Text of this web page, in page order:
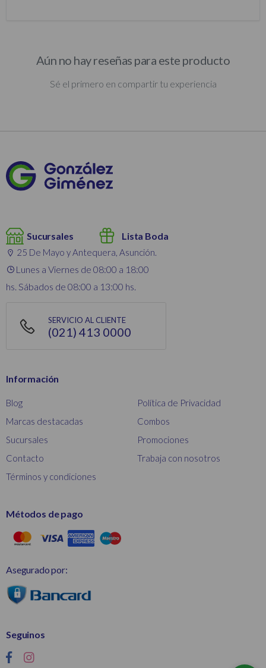
Aún no hay reseñas para este producto
Sé el primero en compartir tu experiencia
Sucursales Lista Boda
25 De Mayo y Antequera, Asunción.
Lunes a Viernes de 08:00 a 18:00
hs. Sábados de 08:00 a 13:00 hs.
SERVICIO AL CLIENTE
(021) 413 0000
Información
Blog
Marcas destacadas
Sucursales
Contacto
Términos y condiciones
Política de Privacidad
Combos
Promociones
Trabaja con nosotros
Métodos de pago
Asegurado por:
Seguinos